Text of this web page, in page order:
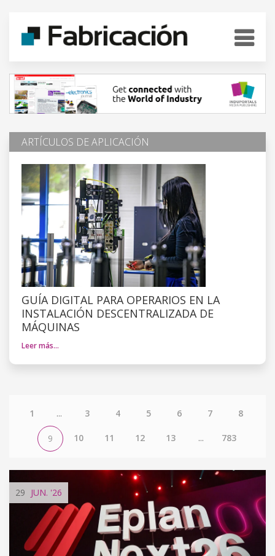
ARTÍCULOS DE APLICACIÓN
GUÍA DIGITAL PARA OPERARIOS EN LA
INSTALACIÓN DESCENTRALIZADA DE
MÁQUINAS
Leer más…
1 ... 3 4 5 6 7 8
9 10 11 12 13 ... 783
29 JUN. '26